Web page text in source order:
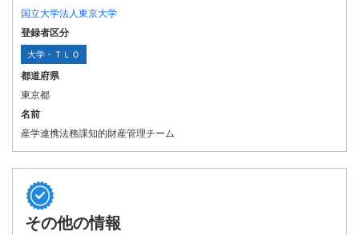
国立大学法人東京大学
登録者区分
大学・ＴＬＯ
都道府県
東京都
名前
産学連携法務課知的財産管理チーム
その他の情報